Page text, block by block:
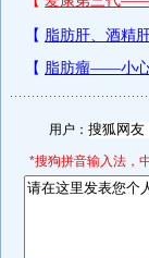
用户：
*搜狗拼音输入法，